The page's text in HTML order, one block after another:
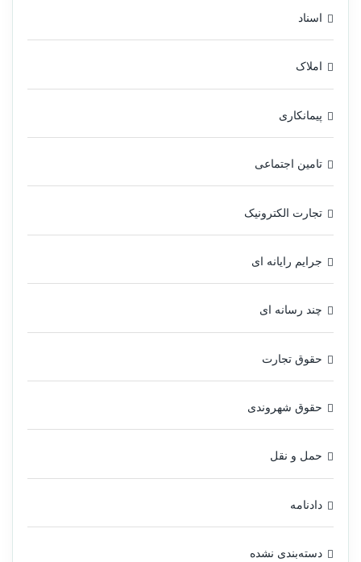
اسناد
املاک
پیمانکاری
تامین اجتماعی
تجارت الکترونیک
جرایم رایانه ای
چند رسانه ای
حقوق تجارت
حقوق شهروندی
حمل و نقل
دادنامه
دسته‌بندی نشده